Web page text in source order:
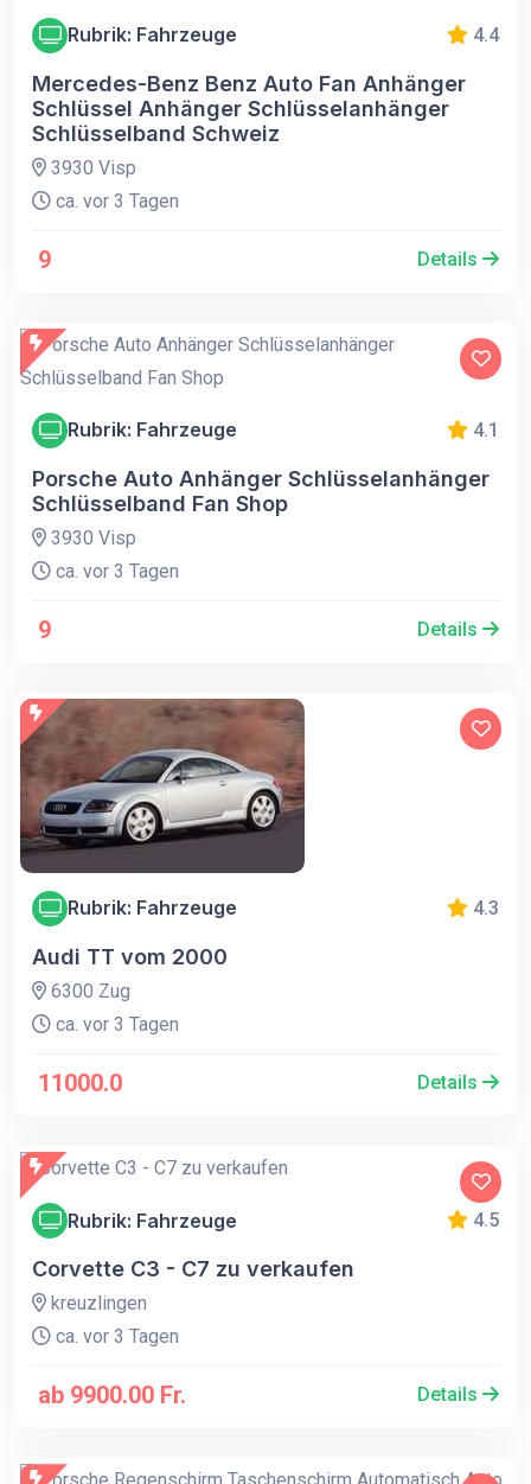
Rubrik: Fahrzeuge 4.4
Mercedes-Benz Benz Auto Fan Anhänger
Schlüssel Anhänger Schlüsselanhänger
Schlüsselband Schweiz
3930 Visp
ca. vor 3 Tagen
9 Details
Rubrik: Fahrzeuge 4.1
Porsche Auto Anhänger Schlüsselanhänger
Schlüsselband Fan Shop
3930 Visp
ca. vor 3 Tagen
9 Details
Rubrik: Fahrzeuge 4.3
Audi TT vom 2000
6300 Zug
ca. vor 3 Tagen
11000.0 Details
Rubrik: Fahrzeuge 4.5
Corvette C3 - C7 zu verkaufen
kreuzlingen
ca. vor 3 Tagen
ab 9900.00 Fr. Details